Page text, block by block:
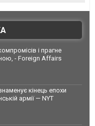
і прагне
- Foreign Affairs
кінець епохи
армії — NYT